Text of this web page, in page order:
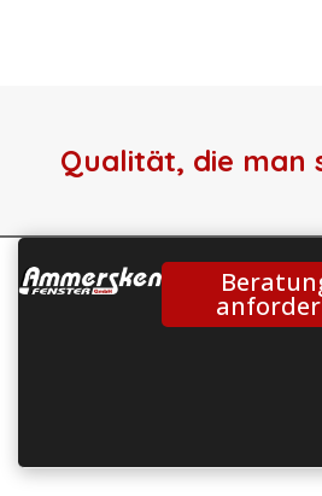
Qualität, die man